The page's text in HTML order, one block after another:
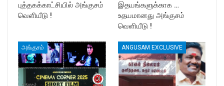
புத்தகக்காட்சியில் அங்குசம்
வெளியீடு !
இதயங்களுக்காக …
உதயமானது அங்குசம்
வெளியீடு !
அங்குசம் ANGUSAM EXCLUSIVE